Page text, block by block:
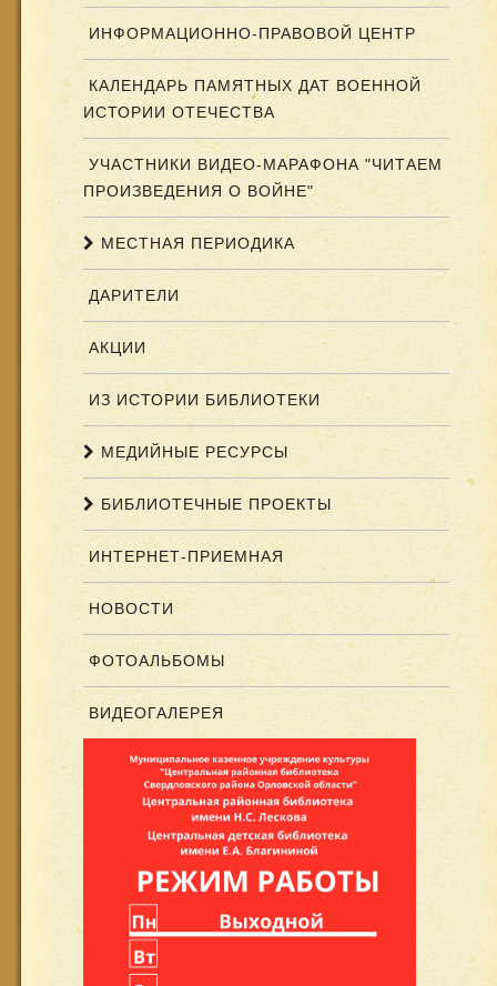
ИНФОРМАЦИОННО-ПРАВОВОЙ ЦЕНТР
КАЛЕНДАРЬ ПАМЯТНЫХ ДАТ ВОЕННОЙ
ИСТОРИИ ОТЕЧЕСТВА
УЧАСТНИКИ ВИДЕО-МАРАФОНА "ЧИТАЕМ
ПРОИЗВЕДЕНИЯ О ВОЙНЕ"
МЕСТНАЯ ПЕРИОДИКА
ДАРИТЕЛИ
АКЦИИ
ИЗ ИСТОРИИ БИБЛИОТЕКИ
МЕДИЙНЫЕ РЕСУРСЫ
БИБЛИОТЕЧНЫЕ ПРОЕКТЫ
ИНТЕРНЕТ-ПРИЕМНАЯ
НОВОСТИ
ФОТОАЛЬБОМЫ
ВИДЕОГАЛЕРЕЯ